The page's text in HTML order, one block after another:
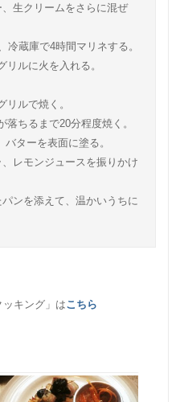
生クリームをさらに混ぜ
蔵庫で4時間マリネする。
ルに火を入れる。
ルで焼く。
ちるまで20分程度焼く。
ターを表面に塗る。
レモンジュースを振りかけ
ンを添えて、温かいうちに
ッキング」はこちら